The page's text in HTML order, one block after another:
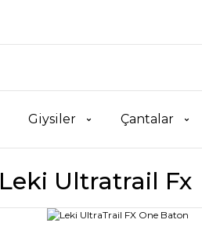
Giysiler Çantalar
Leki Ultratrail Fx